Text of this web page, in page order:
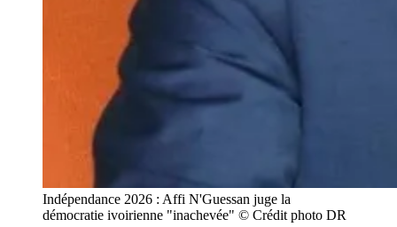
Indépendance 2026 : Affi N'Guessan juge la
démocratie ivoirienne "inachevée" © Crédit photo DR